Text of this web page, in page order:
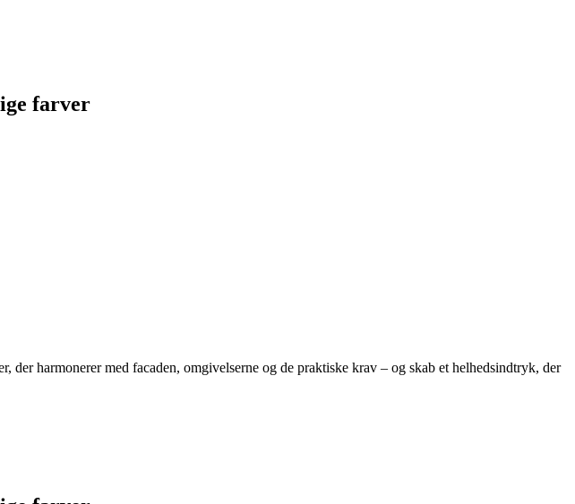
farver
harmonerer med facaden, omgivelserne og de praktiske krav – og skab et helhedsindtryk, der